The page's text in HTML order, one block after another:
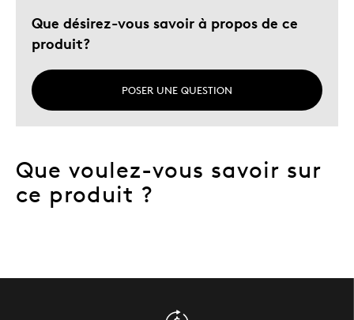
Que désirez-vous savoir à propos de ce
produit?
POSER UNE QUESTION
Que voulez-vous savoir sur
ce produit ?